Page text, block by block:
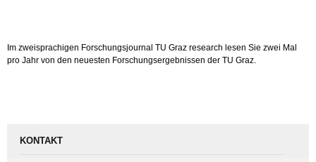
Im zwei­spra­chi­gen For­schungs­jour­nal TU Graz re­se­arch lesen Sie zwei Mal
pro Jahr von den neu­es­ten For­schungs­er­geb­nis­sen der TU Graz.
KONTAKT